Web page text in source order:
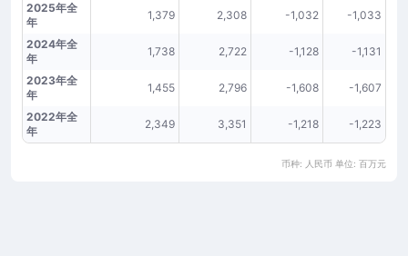
2025年全
年
1,379 2,308 -1,032 -1,033
2024年全
年
1,738 2,722 -1,128 -1,131
2023年全
年
1,455 2,796 -1,608 -1,607
2022年全
年
2,349 3,351 -1,218 -1,223
币种: 人民币 单位: 百万元